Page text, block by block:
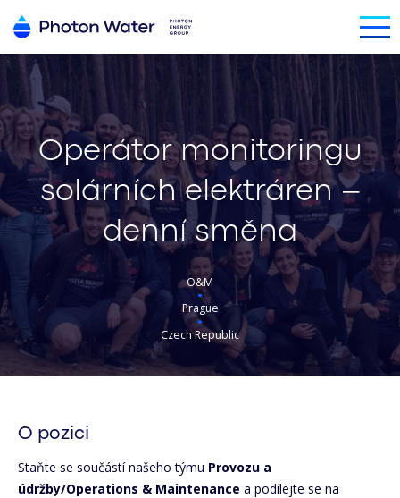
Operátor monitoringu
solárních elektráren –
denní směna
O&M
Prague
Czech Republic
O pozici
Staňte se součástí našeho týmu Provozu a
údržby/Operations & Maintenance a podílejte se na